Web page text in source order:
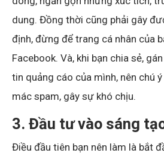
dung. Đồng thời cũng phải gây
định, đừng để trang cá nhân của
Facebook. Và, khi bạn chia sẻ,
tin quảng cáo của mình, nên chú
mác spam, gây sự khó chịu.
3. Đầu tư vào sáng
Điều đầu tiên bạn nên làm là bắt